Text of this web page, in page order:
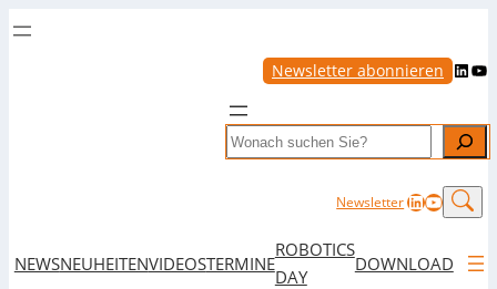
Newsletter abonnieren LinkedIn YouTube
Search
NewsletterLinkedIn
NEWSNEUHEITENVIDEOSTERMINE
ROBOTICS
DAY
DOWNLOAD